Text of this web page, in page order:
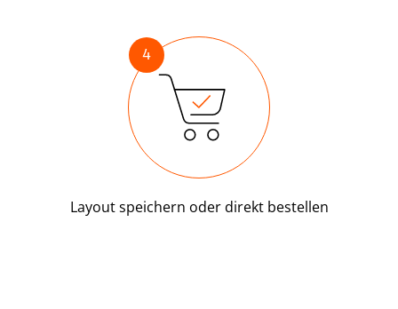
4
Layout speichern oder direkt bestellen